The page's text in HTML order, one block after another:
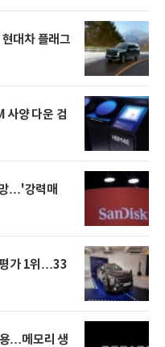
대차 플래그
사양 다운 검
…'강력매
평가 1위…33
…메모리 생